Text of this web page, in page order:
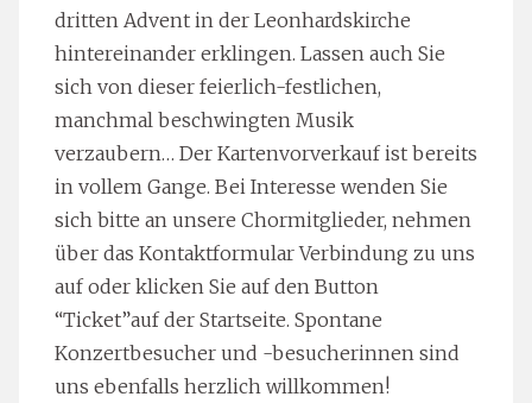
dritten Advent in der Leonhardskirche
hintereinander erklingen. Lassen auch Sie
sich von dieser feierlich-festlichen,
manchmal beschwingten Musik
verzaubern… Der Kartenvorverkauf ist bereits
in vollem Gange. Bei Interesse wenden Sie
sich bitte an unsere Chormitglieder, nehmen
über das Kontaktformular Verbindung zu uns
auf oder klicken Sie auf den Button
“Ticket”auf der Startseite. Spontane
Konzertbesucher und -besucherinnen sind
uns ebenfalls herzlich willkommen!